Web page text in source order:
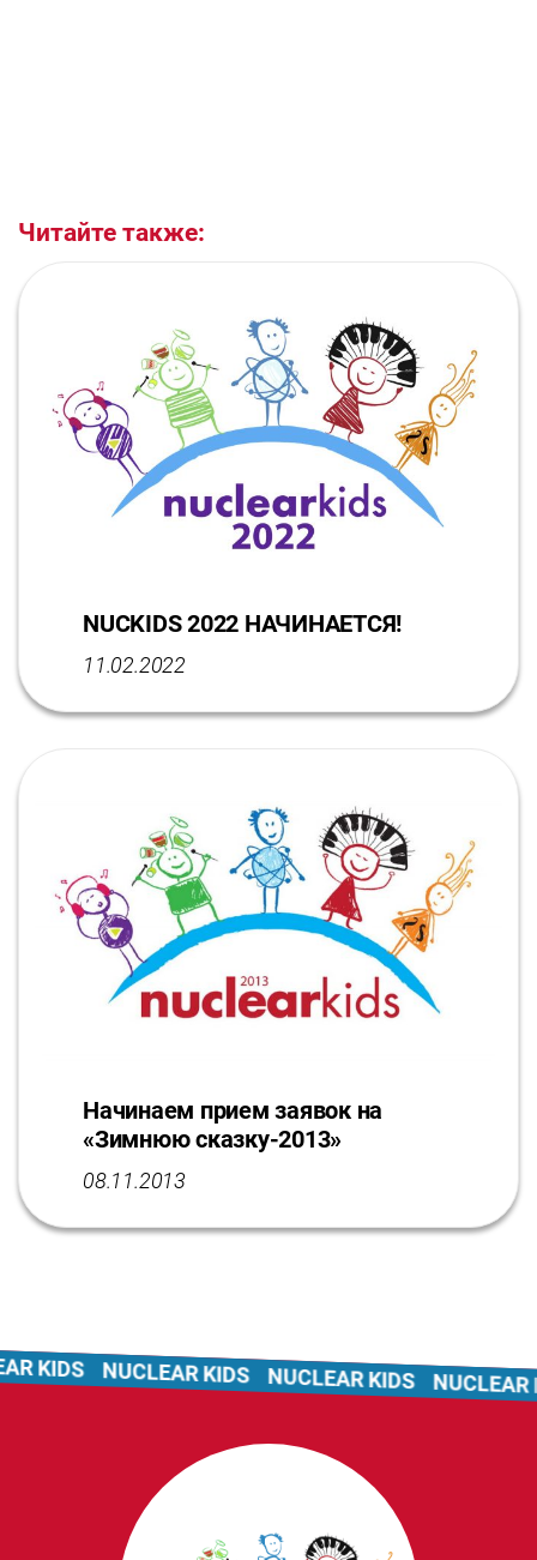
Читайте также:
NUCKIDS 2022 НАЧИНАЕТСЯ!
11.02.2022
Начинаем прием заявок на
«Зимнюю сказку-2013»
08.11.2013
KIDS NUCLEAR KIDS NUCLEAR KIDS NUCLEAR